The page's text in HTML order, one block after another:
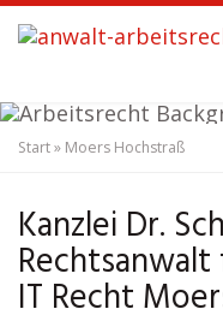
Skip
to
content
Start» Moers Hochstraß
Kanzlei Dr.
IT Recht